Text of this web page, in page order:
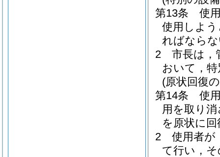
第13条
使
使用しよ
ればなら
2
市長は，
おいて，
(原状回復
第14条
使
用を取り
を原状に
2
使用者が
て行い，